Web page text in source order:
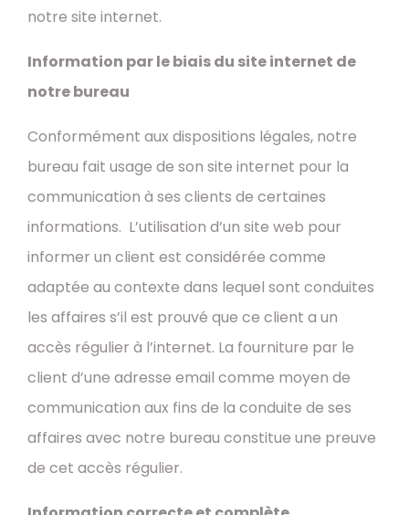
notre site internet.
Information par le biais du site internet de
notre bureau
Conformément aux dispositions légales, notre
bureau fait usage de son site internet pour la
communication à ses clients de certaines
informations. L’utilisation d’un site web pour
informer un client est considérée comme
adaptée au contexte dans lequel sont conduites
les affaires s’il est prouvé que ce client a un
accès régulier à l’internet. La fourniture par le
client d’une adresse email comme moyen de
communication aux fins de la conduite de ses
affaires avec notre bureau constitue une preuve
de cet accès régulier.